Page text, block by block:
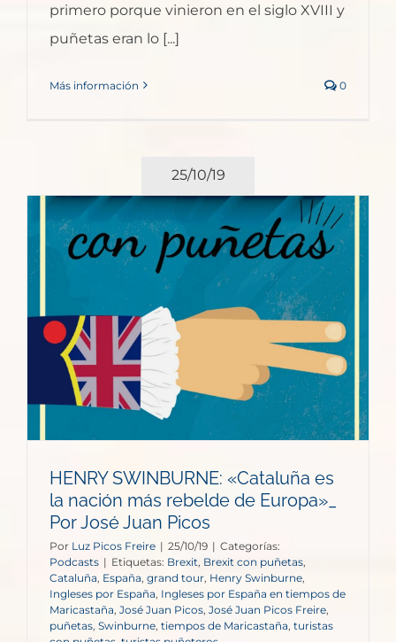
primero porque vinieron en el siglo XVIII y
puñetas eran lo [...]
Más información 0
25/10/19
HENRY SWINBURNE: «Cataluña es
la nación más rebelde de Europa»_
Por José Juan Picos
Por Luz Picos Freire | 25/10/19 | Categorías:
Podcasts | Etiquetas: Brexit, Brexit con puñetas,
Cataluña España grand tour Henry Swinburne
Ingleses por España Ingleses por España en tiempos de
Maricastaña José Juan Picos, José Juan Picos Freire
puñetas Swinburne tiempos de Maricastaña turistas